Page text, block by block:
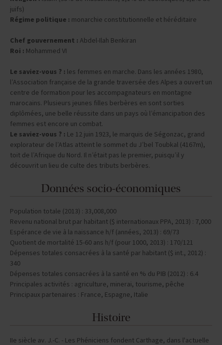
Religion :
juifs)
Chef gouvernement :
Le saviez-vous ? :les femmes en marche. Dans les années 1980,
l’Association française de la grande traversée des Alpes a ouvert un
centre de formation pour les accompagnateurs en montagne
marocains. Plusieurs jeunes filles berbères en sont sorties
diplômées, une belle réussite dans un pays où l’émancipation des
femmes est encore un combat.
Le saviez-vous ? :Le 12 juin 1923, le marquis de Ségonzac, grand
explorateur de l’Atlas atteint le sommet du J’bel Toubkal (4167m),
toit de l’Afrique du Nord. Il n’était pas le premier, puisqu’il y
Données socio-économiques
Population totale (2013) : 33,008,000
Revenu national brut par habitant ($ internationaux PPA, 2013) : 7,000
Espérance de vie à la naissance h/f (années, 2013) : 69/73
Quotient de mortalité 15-60 ans h/f (pour 1000, 2013) : 170/121
Dépenses totales consacrées à la santé par habitant ($ int., 2012) :
340
Dépenses totales consacrées à la santé en % du PIB (2012) : 6.4
Principales activités : agriculture, minerai, tourisme, pêche